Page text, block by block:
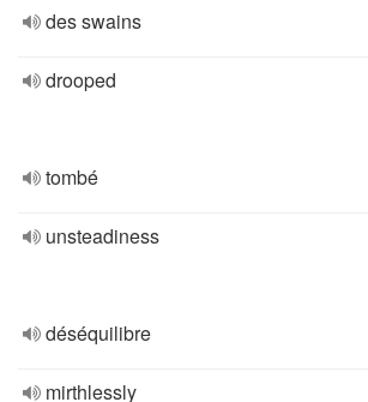
des swains
drooped
tombé
unsteadiness
déséquilibre
mirthlessly